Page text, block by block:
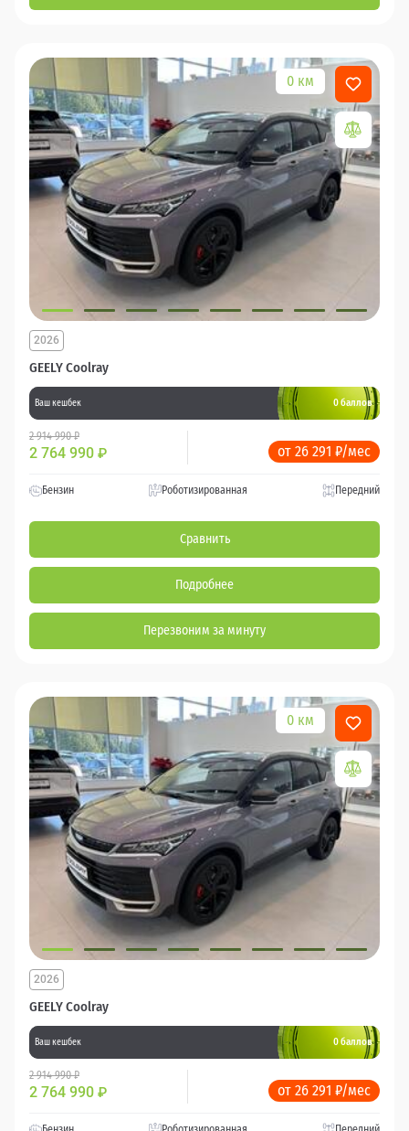
0 км
GEELY Coolray
2026
Ваш кешбек 0 баллов
2 914 990 ₽
2 764 990 ₽ от 26 291 ₽/мес
Бензин Роботизированная Передний
Сравнить
Подробнее
Перезвоним за минуту
0 км
GEELY Coolray
2026
Ваш кешбек 0 баллов
2 914 990 ₽
2 764 990 ₽ от 26 291 ₽/мес